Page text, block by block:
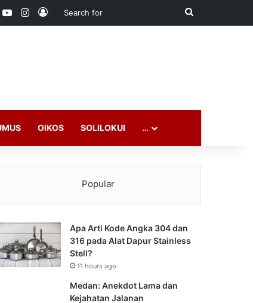
YouTubeInstagram
Log In
Search
OIKOS SOLILOKUI …
Popular
Apa Arti Kode Angka 304 dan
316 pada Alat Dapur Stainless
Stell?
11 hours ago
Medan: Anekdot Lama dan
Kejahatan Jalanan